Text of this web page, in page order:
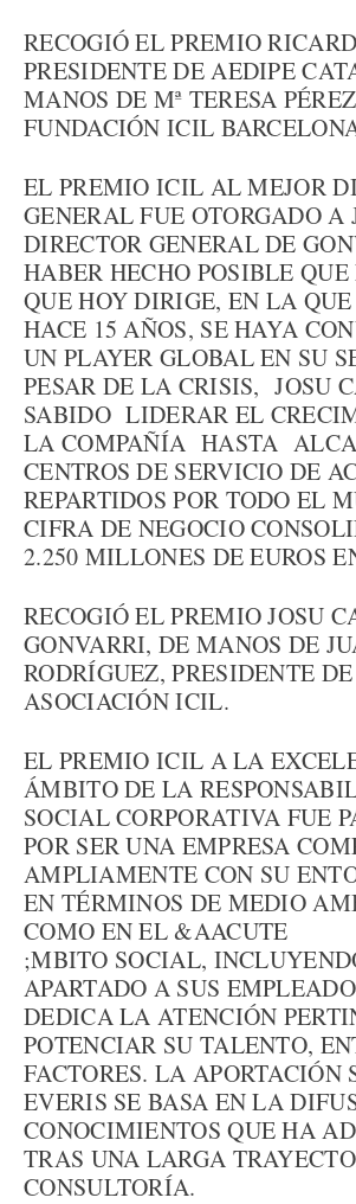
RECOGIÓ EL PREMIO
PRESIDENTE DE AEDIPE
MANOS DE Mª TERESA
FUNDACIÓN ICIL
EL PREMIO ICIL AL MEJOR
GENERAL FUE OTORGADO A
DIRECTOR GENERAL DE
HABER HECHO POSIBLE
QUE HOY DIRIGE, EN LA
HACE 15 AÑOS, SE HAYA
UN PLAYER GLOBAL EN SU
PESAR DE LA CRISIS, JOSU
SABIDO LIDERAR EL
LA COMPAÑÍA HASTA
CENTROS DE SERVICIO DE
REPARTIDOS POR TODO EL
CIFRA DE NEGOCIO
2.250 MILLONES DE EUROS
RECOGIÓ EL PREMIO JOSU
GONVARRI, DE MANOS DE
RODRÍGUEZ, PRESIDENTE
ASOCIACIÓN ICIL.
EL PREMIO ICIL A LA
ÁMBITO DE LA
SOCIAL CORPORATIVA FUE
POR SER UNA EMPRESA
AMPLIAMENTE CON SU
EN TÉRMINOS DE MEDIO
COMO EN EL &AACUTE
;MBITO SOCIAL,
APARTADO A SUS
DEDICA LA ATENCIÓN
POTENCIAR SU TALENTO,
FACTORES. LA APORTACIÓN
EVERIS SE BASA EN LA
CONOCIMIENTOS QUE HA
TRAS UNA LARGA
CONSULTORÍA.